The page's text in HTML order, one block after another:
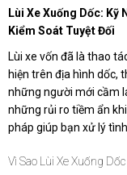
Lùi Xe Xuống Dốc: Kỹ
Kiểm Soát Tuyệt Đối
Lùi xe vốn đã là thao
hiện trên địa hình dốc,
những người mới cầm
những rủi ro tiềm ẩn
pháp giúp bạn xử lý
Vì Sao Lùi Xe Xuống